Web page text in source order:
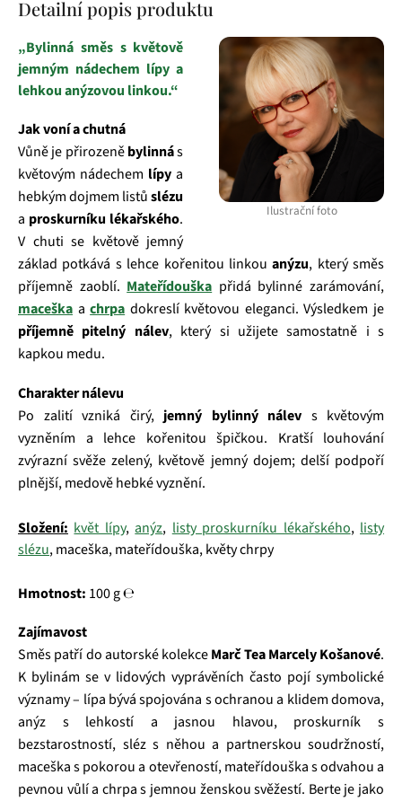
Detailní popis produktu
Ilustrační foto
„Bylinná směs s květově
jemným nádechem lípy a
lehkou anýzovou linkou.“
Jak voní a chutná
Vůně je přirozeněbylinnás
květovým nádechem lípy a
hebkým dojmem listůslézu
a proskurníku lékařského.
V chuti se květově jemný
základ potkává s lehce kořenitou linkouanýzu, který směs
příjemně zaoblí. Mateřídouška přidá bylinné zarámování,
maceška achrpa dokreslí květovou eleganci. Výsledkem je
příjemně pitelný nálev, který si užijete samostatně i s
kapkou medu.
Charakter nálevu
Po zalití vzniká čirý, jemný bylinný nálev s květovým
vyzněním a lehce kořenitou špičkou. Kratší louhování
zvýrazní svěže zelený, květově jemný dojem; delší podpoří
plnější, medově hebké vyznění.
Složení: květ lípy, anýz, listy proskurníku lékařského, listy
slézu, maceška, mateřídouška, květy chrpy
Hmotnost: 100 g ℮
Zajímavost
Směs patří do autorské kolekceMarč Tea Marcely Košanové.
K bylinám se v lidových vyprávěních často pojí symbolické
významy – lípa bývá spojována s ochranou a klidem domova,
anýz s lehkostí a jasnou hlavou, proskurník s
bezstarostností, sléz s něhou a partnerskou soudržností,
maceška s pokorou a otevřeností, mateřídouška s odvahou a
pevnou vůlí a chrpa s jemnou ženskou svěžestí. Berte je jako